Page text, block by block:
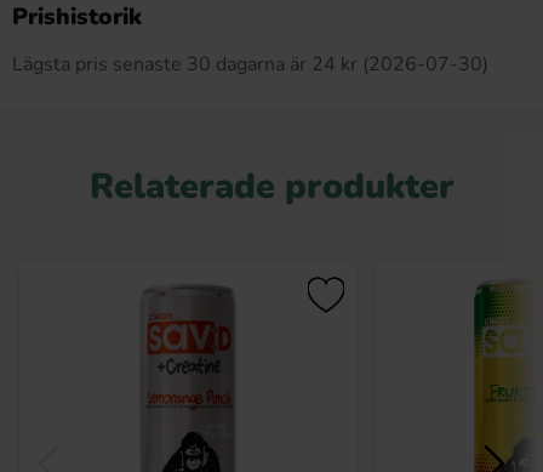
Prishistorik
Lägsta pris senaste 30 dagarna är 24 kr (2026-07-30)
Relaterade produkter